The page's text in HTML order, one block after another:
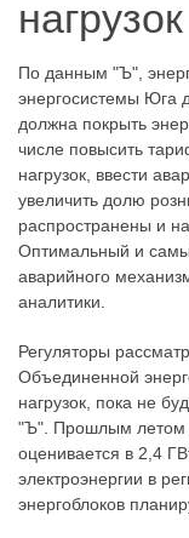
нагрузок
По данным "Ъ",
энергосистемы Юга
должна покрыть
числе повысить
нагрузок, ввести
увеличить долю
распространены и
Оптимальный и
аварийного
аналитики.
Регуляторы
Объединенной
нагрузок, пока не
"Ъ". Прошлым летом
оценивается в 2,4
электроэнергии в
энергоблоков